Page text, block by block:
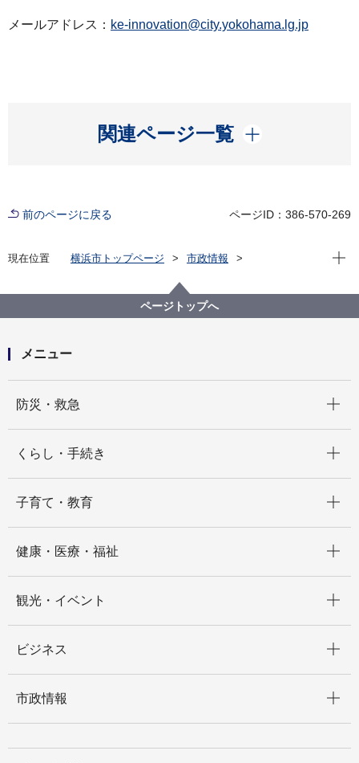
メールアドレス： ke-innovation@city.yokohama.lg.jp
関連ページ一覧
開く
前のページに戻る ページID：386-570-269
現在位置 横浜市トップページ
市政情報
声だけ５秒でモチベーションを可視化するWebアプリ
「Motivel」改良版リリース
現在
ページトップへ
メニュー
防災・救急
くらし・手続き
子育て・教育
健康・医療・福祉
観光・イベント
ビジネス
市政情報